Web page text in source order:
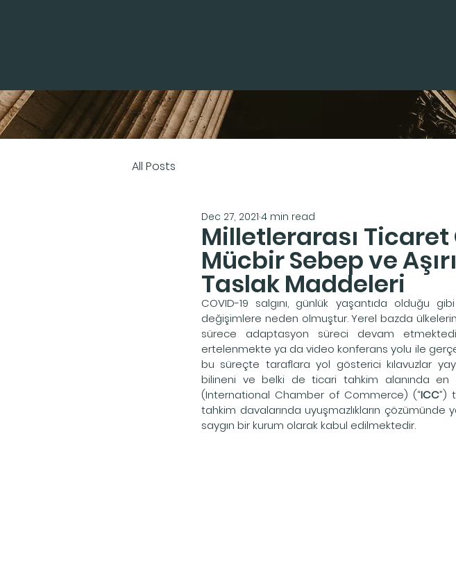
All Posts
Milletlerarası Ticaret
Mücbir Sebep ve
Taslak Maddeleri
Dec 27, 2021 4 min read
COVID-19 salgını, günlük yaşantıda olduğu
değişimlere neden olmuştur. Yerel bazda
sürece adaptasyon süreci devam
ertelenmekte ya da video konferans yolu ile
bu süreçte taraflara yol gösterici kılavuzlar
bilineni ve belki de ticari tahkim alanında en
(International Chamber of Commerce) (“ICC”)
tahkim davalarında uyuşmazlıkların çözümünde
saygın bir kurum olarak kabul edilmektedir.